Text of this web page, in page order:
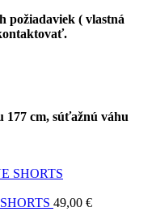
požiadaviek ( vlastná
177 cm, súťažnú váhu
49,00 €